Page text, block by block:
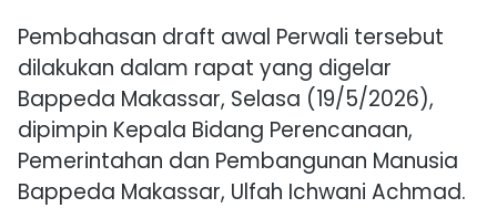
Pembahasan draft awal Perwali tersebut
dilakukan dalam rapat yang digelar
Bappeda Makassar, Selasa (19/5/2026),
dipimpin Kepala Bidang Perencanaan,
Pemerintahan dan Pembangunan Manusia
Bappeda Makassar, Ulfah Ichwani Achmad.